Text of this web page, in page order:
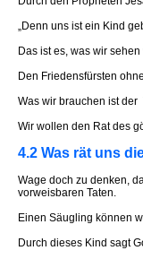
„Denn uns ist ein Kind
Das ist es, was wir
Den Friedensfürsten
Was wir brauchen ist der
Wir wollen den Rat des
4.2 Was rät uns
Wage doch zu denken,
vorweisbaren Taten.
Einen Säugling können
Durch dieses Kind sagt